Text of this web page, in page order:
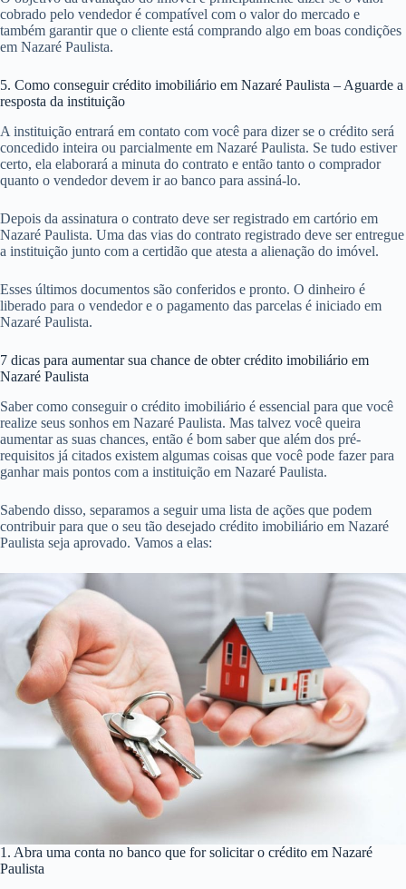
cobrado pelo vendedor é compatível com o valor do mercado e
também garantir que o cliente está comprando algo em boas condições
em Nazaré Paulista.
5. Como conseguir crédito imobiliário em Nazaré Paulista – Aguarde a
resposta da instituição
A instituição entrará em contato com você para dizer se o crédito será
concedido inteira ou parcialmente em Nazaré Paulista. Se tudo estiver
certo, ela elaborará a minuta do contrato e então tanto o comprador
quanto o vendedor devem ir ao banco para assiná-lo.
Depois da assinatura o contrato deve ser registrado em cartório em
Nazaré Paulista. Uma das vias do contrato registrado deve ser entregue
a instituição junto com a certidão que atesta a alienação do imóvel.
Esses últimos documentos são conferidos e pronto. O dinheiro é
liberado para o vendedor e o pagamento das parcelas é iniciado em
Nazaré Paulista.
7 dicas para aumentar sua chance de obter crédito imobiliário em
Nazaré Paulista
Saber como conseguir o crédito imobiliário é essencial para que você
realize seus sonhos em Nazaré Paulista. Mas talvez você queira
aumentar as suas chances, então é bom saber que além dos pré-
requisitos já citados existem algumas coisas que você pode fazer para
ganhar mais pontos com a instituição em Nazaré Paulista.
Sabendo disso, separamos a seguir uma lista de ações que podem
contribuir para que o seu tão desejado crédito imobiliário em Nazaré
Paulista seja aprovado. Vamos a elas:
1. Abra uma conta no banco que for solicitar o crédito em Nazaré
Paulista